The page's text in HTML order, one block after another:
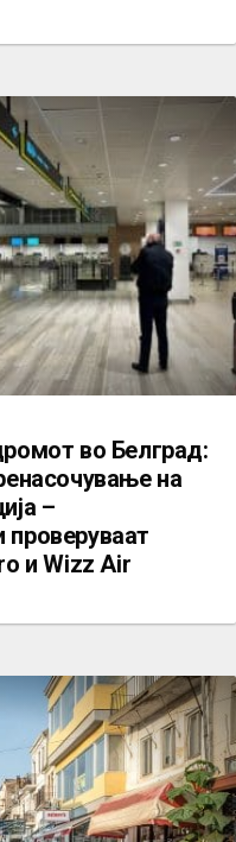
во Белград:
на
–
и Wizz Air